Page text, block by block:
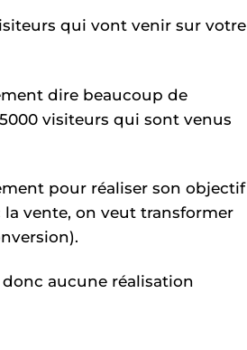
qui vont venir sur votre
dire beaucoup de
visiteurs qui sont venus
pour réaliser son objectif
vente, on veut transformer
aucune réalisation